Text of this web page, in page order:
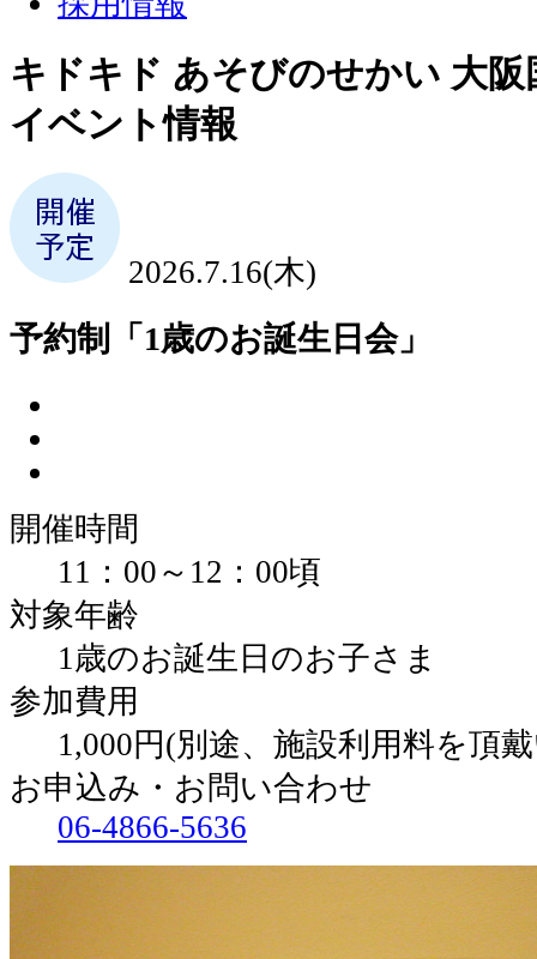
キドキド あそびのせかい 大阪
イベント情報
2026.7.16(木)
予約制「1歳のお誕生日会」
開催時間
11：00～12：00頃
対象年齢
1歳のお誕生日のお子さま
参加費用
1,000円(別途、施設利用料を頂
お申込み・お問い合わせ
06-4866-5636